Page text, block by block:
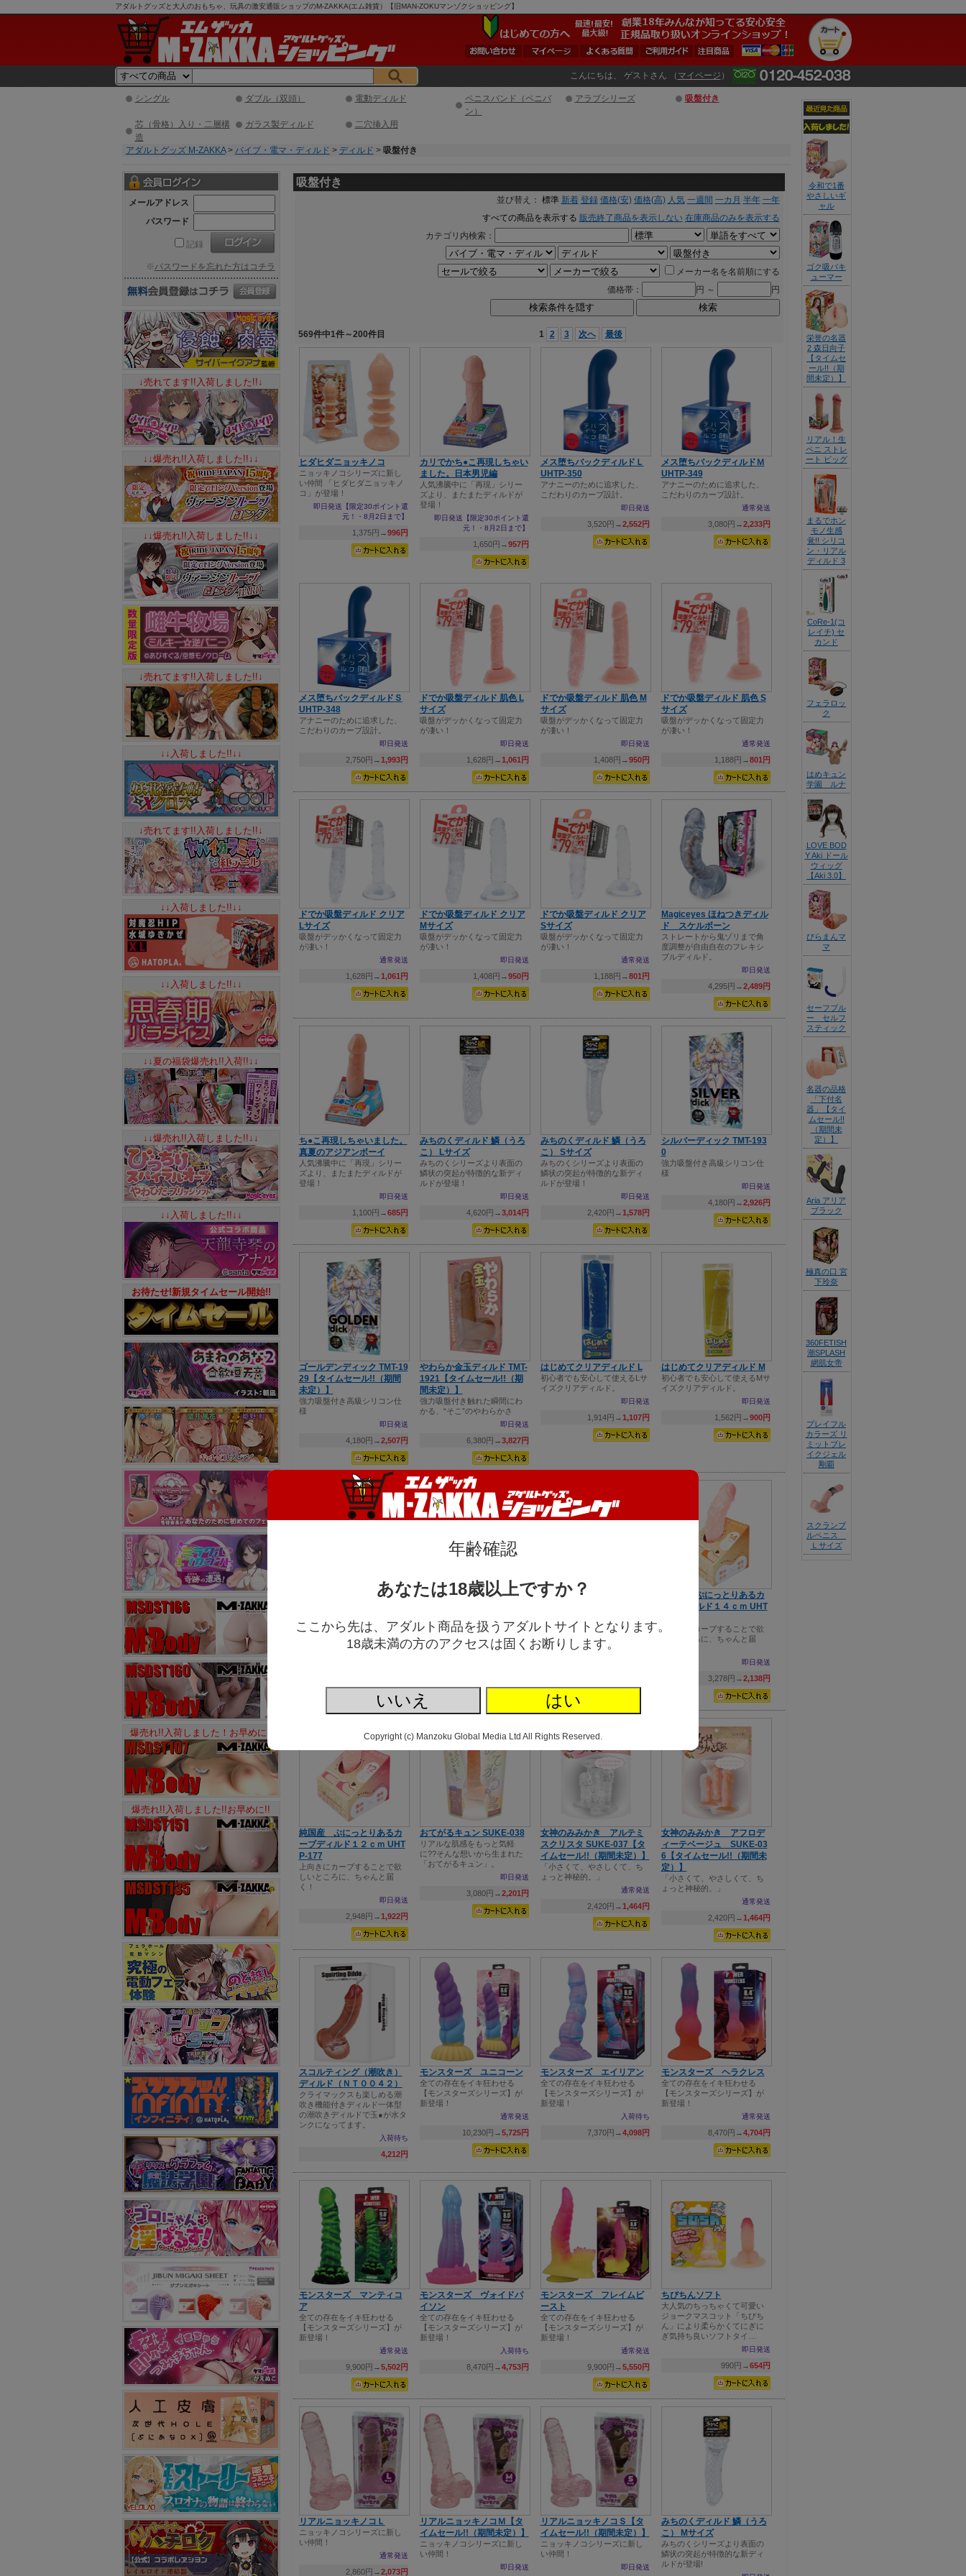
年齢確認
あなたは18歳以上ですか？
ここから先は、アダルト商品を扱うアダルトサイトとなります。
18歳未満の方のアクセスは固くお断りします。
いいえ はい
Copyright (c) Manzoku Global Media Ltd All Rights Reserved.
アダルトグッズと大人のおもちゃ、玩具の激安通販ショップのM-ZAKKA(エム雑貨）【旧MAN-ZOKUマンゾクショッピング】
こんにちは、 ゲストさん （ マイページ ）
シングル ダブル（双頭） 電動ディルド
ペニスバンド（ペニバ
ン）
アラブシリーズ 吸盤付き
芯（骨格）入り・二層構
造
ガラス製ディルド 二穴挿入用
アダルトグッズ M-ZAKKA> バイブ・電マ・ディルド > ディルド > 吸盤付き
吸盤付き
並び替え： 標準 新着 登録 価格(安) 価格(高) 人気 一週間 一カ月 半年 一年
すべての商品を表示する 販売終了商品を表示しない 在庫商品のみを表示する
カテゴリ内検索：
メーカー名を名前順にする
価格帯：
円 ～ 円
検索条件を隠す 検索
569件中1件～200件目 1 2 3 次へ 最後
ヒダヒダニョッキノコ
ニョッキノコシリーズに新し
い仲間 「ヒダヒダニョッキノ
コ」が登場！
即日発送【限定30ポイント還
元！・8月2日まで】
1,375円→996円
カリでかち●こ再現しちゃい
ました。日本男児編
人気沸騰中に「再現」シリー
ズより、またまたディルドが
登場！
即日発送【限定30ポイント還
元！・8月2日まで】
1,650円→957円
メス堕ちバックディルドＬ
UHTP-350
アナニーのために追求した、
こだわりのカーブ設計。
即日発送
3,520円→2,552円
メス堕ちバックディルドＭ
UHTP-349
アナニーのために追求した、
こだわりのカーブ設計。
通常発送
3,080円→2,233円
メス堕ちバックディルドＳ
UHTP-348
アナニーのために追求した、
こだわりのカーブ設計。
即日発送
2,750円→1,993円
ドでか吸盤ディルド 肌色 L
サイズ
吸盤がデッかくなって固定力
が凄い！
即日発送
1,628円→1,061円
ドでか吸盤ディルド 肌色 M
サイズ
吸盤がデッかくなって固定力
が凄い！
即日発送
1,408円→950円
ドでか吸盤ディルド 肌色 S
サイズ
吸盤がデッかくなって固定力
が凄い！
通常発送
1,188円→801円
ドでか吸盤ディルド クリア
Lサイズ
吸盤がデッかくなって固定力
が凄い！
通常発送
1,628円→1,061円
ドでか吸盤ディルド クリア
Mサイズ
吸盤がデッかくなって固定力
が凄い！
即日発送
1,408円→950円
ドでか吸盤ディルド クリア
Sサイズ
吸盤がデッかくなって固定力
が凄い！
通常発送
1,188円→801円
Magiceyes ほねつきディル
ド スケルボーン
ストレートから鬼ゾリまで角
度調整が自由自在のフレキシ
ブルディルド。
即日発送
4,295円→2,489円
ち●こ再現しちゃいました。
真夏のアジアンボーイ
人気沸騰中に「再現」シリー
ズより、またまたディルドが
登場！
即日発送
1,100円→685円
みちのくディルド 鱗（うろ
こ） Lサイズ
みちのくシリーズより表面の
鱗状の突起が特徴的な新ディ
ルドが登場！
即日発送
4,620円→3,014円
みちのくディルド 鱗（うろ
こ） Sサイズ
みちのくシリーズより表面の
鱗状の突起が特徴的な新ディ
ルドが登場！
即日発送
2,420円→1,578円
シルバーディック TMT-193
0
強力吸盤付き高級シリコン仕
様
即日発送
4,180円→2,926円
ゴールデンディック TMT-19
29【タイムセール!!（期間
未定）】
強力吸盤付き高級シリコン仕
様
即日発送
4,180円→2,507円
やわらか金玉ディルド TMT-
1921【タイムセール!!（期
間未定）】
強力吸盤付き触れた瞬間にわ
かる、“そこ”のやわらかさ
即日発送
6,380円→3,827円
はじめてクリアディルド L
初心者でも安心して使えるLサ
イズクリアディルド。
即日発送
1,914円→1,107円
はじめてクリアディルド M
初心者でも安心して使えるMサ
イズクリアディルド。
即日発送
1,562円→900円
はじめてクリアディルド S
即日発送
1,320円→765円
気絶ディルドEASY 肌色
即日発送
1,628円→1,180円
気絶ディルドＥＡＳＹ ク
ン満足度バツグン！
純国産 ぷにっとりあるカ
ーブディルド１４ｃｍ UHT
上向きにカーブすることで欲
しいところに、ちゃんと届
即日発送
3,278円→2,138円
純国産 ぷにっとりあるカ
ーブディルド１２ｃｍ UHT
P-177
上向きにカーブすることで欲
しいところに、ちゃんと届
く！
即日発送
2,948円→1,922円
おてがるキュン SUKE-038
リアルな肌感をもっと気軽
に??そんな想いから生まれた
「おてがるキュン」。
即日発送
3,080円→2,201円
女神のみみかき アルテミ
スクリスタ SUKE-037【タ
イムセール!!（期間未定）】
「小さくて、やさしくて、ち
ょっと神秘的。」
通常発送
2,420円→1,464円
女神のみみかき アフロデ
ィーテベージュ SUKE-03
6【タイムセール!!（期間未
定）】
「小さくて、やさしくて、ち
ょっと神秘的。」
通常発送
2,420円→1,464円
スコルティング（潮吹き）
ディルド（ＮＴ００４２）
クライマックスも楽しめる潮
吹き機能付きディルド一体型
の潮吹きディルドで玉●が水タ
ンクになってます。
入荷待ち
4,212円
モンスターズ ユニコーン
全ての存在をイキ狂わせる
【モンスターズシリーズ】が
新登場！
通常発送
10,230円→5,725円
モンスターズ エイリアン
全ての存在をイキ狂わせる
【モンスターズシリーズ】が
新登場！
入荷待ち
7,370円→4,098円
モンスターズ ヘラクレス
全ての存在をイキ狂わせる
【モンスターズシリーズ】が
新登場！
通常発送
8,470円→4,704円
モンスターズ マンティコ
ア
全ての存在をイキ狂わせる
【モンスターズシリーズ】が
新登場！
通常発送
9,900円→5,502円
モンスターズ ヴォイドパ
イソン
全ての存在をイキ狂わせる
【モンスターズシリーズ】が
新登場！
入荷待ち
8,470円→4,753円
モンスターズ フレイムビ
ースト
全ての存在をイキ狂わせる
【モンスターズシリーズ】が
新登場！
通常発送
9,900円→5,550円
ちびちんソフト
大人気のちっちゃくて可愛い
ジョークマスコット「ちびち
ん」により柔らかくてにぎに
ぎ気持ち良いソフトタイ…
即日発送
990円→654円
リアルニョッキノコＬ
ニョッキノコシリーズに新し
い仲間！
通常発送
2,860円→2,073円
リアルニョッキノコＭ【タ
イムセール!!（期間未定）】
ニョッキノコシリーズに新し
い仲間！
即日発送
リアルニョッキノコＳ【タ
イムセール!!（期間未定）】
ニョッキノコシリーズに新し
い仲間！
即日発送
みちのくディルド 鱗（うろ
こ） Mサイズ
みちのくシリーズより表面の
鱗状の突起が特徴的な新ディ
ルドが登場!
メールアドレス
パスワード
記録
※パスワードを忘れた方はコチラ
↓売れてます!!入荷しました!!↓
↓↓爆売れ!!入荷しました!!↓↓
↓↓爆売れ!!入荷しました!!↓↓
↓売れてます!!入荷しました!!↓
↓↓入荷しました!!↓↓
↓売れてます!!入荷しました!!↓
↓↓入荷しました!!↓↓
↓↓入荷しました!!↓↓
↓↓夏の福袋爆売れ!!入荷!!↓↓
↓↓爆売れ!!入荷しました!!↓↓
↓↓入荷しました!!↓↓
お待たせ!新規タイムセール開始!!
爆売れ!!入荷しました！お早めに!!
爆売れ!!入荷しました!!お早めに!!
令和で1番
やさしいギ
ャル
ゴク吸バキ
ューマー
栄誉の名器
2 森日向子
【タイムセ
ール!!（期
間未定）】
リアル！生
ペニ ストレ
ート ビッグ
まるでホン
モノ生感
覚!! シリコ
ン・リアル
ディルド 3
CoRe-1(コ
レイチ) セ
カンド
フェラロッ
ク
はめキュン
学園 ルナ
LOVE BOD
Y Aki ドール
ウィッグ
【Aki 3.0】
びらまんマ
マ
セーフブル
ー セルフ
スティック
名器の品格
「下付名
器」【タイ
ムセール!!
（期間未
定）】
Aria アリア
ブラック
極真の口 宮
下玲奈
360FETISH
潮SPLASH
網肌女帝
プレイフル
カラーズ リ
ミットブレ
イクジェル
剛覇
スクランブ
ルペニス
Ｌサイズ